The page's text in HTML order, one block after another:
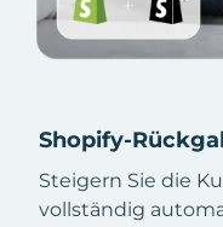
Shopify-
Steigern Sie die
vollständig